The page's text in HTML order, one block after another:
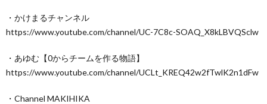
・かけまるチャンネル
https://www.youtube.com/channel/UC-7C8c-SOAQ_X8kLBVQSclw
・あゆむ【0からチームを作る物語】
https://www.youtube.com/channel/UCLt_KREQ42w2fTwlK2n1dFw
・Channel MAKIHIKA